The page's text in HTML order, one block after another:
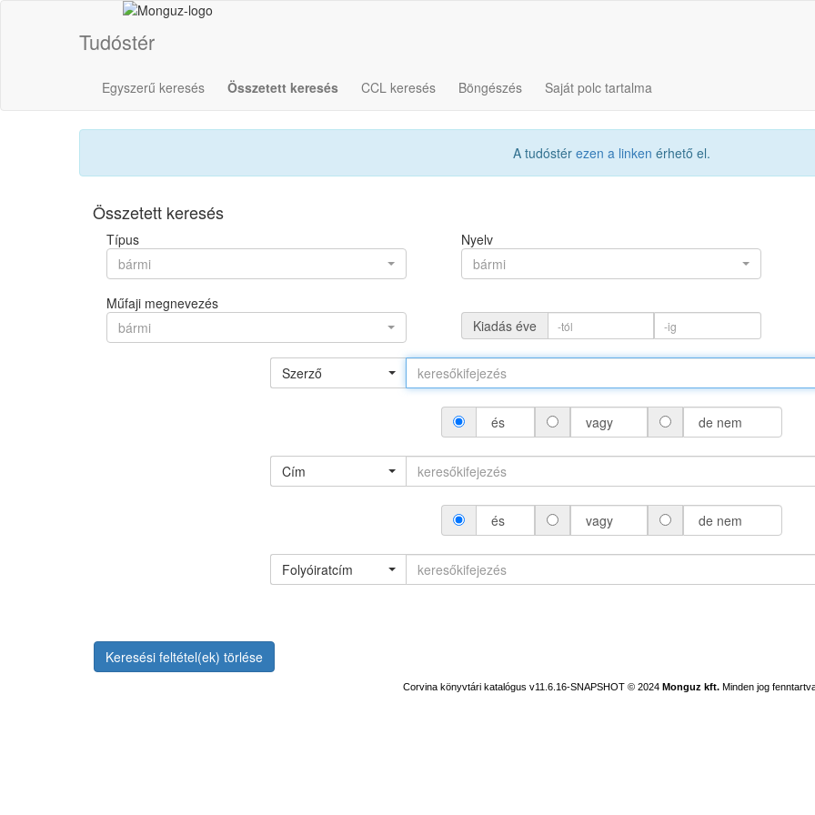
Tudóstér
Egyszerű keresés Összetett keresés CCL keresés Böngészés Saját polc tartalma
A tudóstér ezen a linken érhető el.
Összetett keresés
Típus
bármi
Nyelv
bármi
Műfaji megnevezés
bármi
Kiadás éve
Szerző
és vagy de nem
Cím
és vagy de nem
Folyóiratcím
Keresési feltétel(ek) törlése
Corvina könyvtári katalógus v11.6.16-SNAPSHOT © 2024 Monguz kft. Minden jog